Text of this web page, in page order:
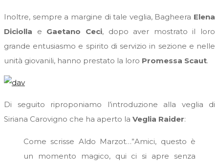
Inoltre, sempre a margine di tale veglia, Bagheera Elena
Diciolla e Gaetano Ceci, dopo aver mostrato il loro
grande entusiasmo e spirito di servizio in sezione e nelle
unità giovanili, hanno prestato la loro Promessa Scaut.
Di seguito riproponiamo l’introduzione alla veglia di
Siriana Carovigno che ha aperto la Veglia Raider:
Come scrisse Aldo Marzot…”Amici, questo è
un momento magico, qui ci si apre senza